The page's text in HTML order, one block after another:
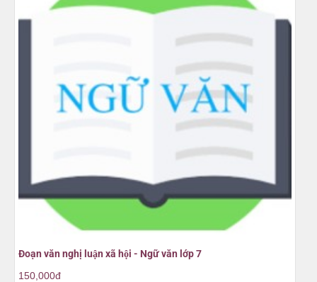
Đoạn văn nghị luận xã hội - Ngữ văn lớp 7
150,000đ